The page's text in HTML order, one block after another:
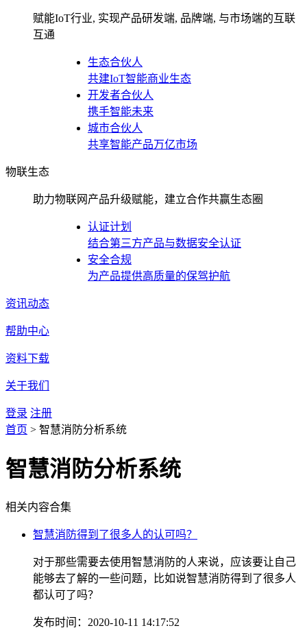
赋能IoT行业, 实现产品研发端, 品牌端, 与市场端的互联
互通
生态合伙人
共建IoT智能商业生态
开发者合伙人
携手智能未来
城市合伙人
共享智能产品万亿市场
物联生态
助力物联网产品升级赋能，建立合作共赢生态圈
认证计划
结合第三方产品与数据安全认证
安全合规
为产品提供高质量的保驾护航
资讯动态
帮助中心
资料下载
关于我们
登录 注册
首页 > 智慧消防分析系统
智慧消防分析系统
相关内容合集
智慧消防得到了很多人的认可吗？
对于那些需要去使用智慧消防的人来说，应该要让自己
能够去了解的一些问题，比如说智慧消防得到了很多人
都认可了吗？
发布时间：2020-10-11 14:17:52